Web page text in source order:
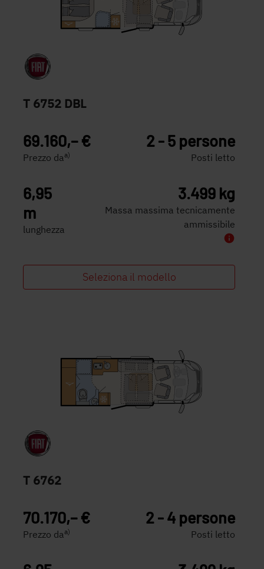
T 6752 DBL
69.160,– €
Prezzo da a)
2 - 5 persone
Posti letto
6,95
m
lunghezza
3.499 kg
Massa massima tecnicamente
ammissibile
Seleziona il modello
T 6762
70.170,– €
Prezzo da a)
2 - 4 persone
Posti letto